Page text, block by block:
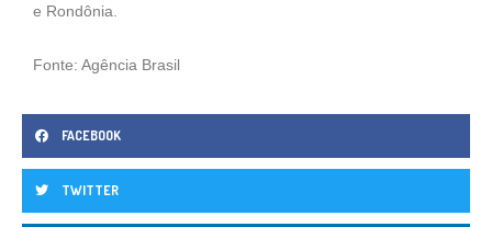
e Rondônia.
Fonte: Agência Brasil
FACEBOOK
TWITTER